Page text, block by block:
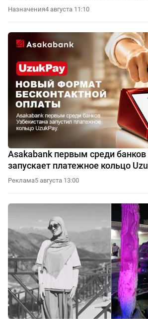
Назначения4 августа 11:10
Asakabank первым среди банков
запускает платежное кольцо
Реклама5 августа 13:00